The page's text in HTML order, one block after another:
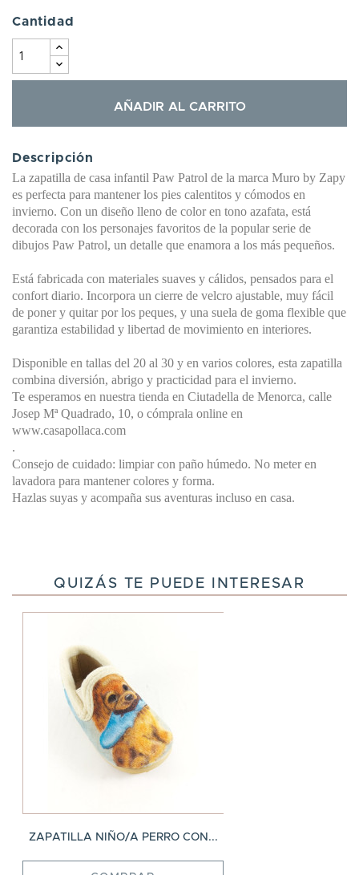
Cantidad
AÑADIR AL CARRITO
Descripción
La zapatilla de casa infantil Paw Patrol de la marca Muro by Zapy
es perfecta para mantener los pies calentitos y cómodos en
invierno. Con un diseño lleno de color en tono azafata, está
decorada con los personajes favoritos de la popular serie de
dibujos Paw Patrol, un detalle que enamora a los más pequeños.
Está fabricada con materiales suaves y cálidos, pensados para el
confort diario. Incorpora un cierre de velcro ajustable, muy fácil
de poner y quitar por los peques, y una suela de goma flexible que
garantiza estabilidad y libertad de movimiento en interiores.
Disponible en tallas del 20 al 30 y en varios colores, esta zapatilla
combina diversión, abrigo y practicidad para el invierno.
Te esperamos en nuestra tienda en Ciutadella de Menorca, calle
Josep Mª Quadrado, 10, o cómprala online en
www.casapollaca.com
.
Consejo de cuidado: limpiar con paño húmedo. No meter en
lavadora para mantener colores y forma.
Hazlas suyas y acompaña sus aventuras incluso en casa.
QUIZÁS TE PUEDE INTERESAR
ZAPATILLA NIÑO/A PERRO CON...